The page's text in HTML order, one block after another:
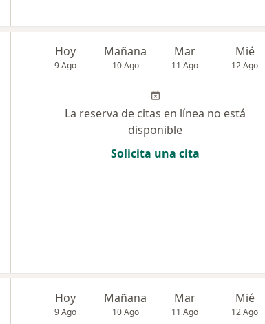
Hoy
9 Ago
Mañana
10 Ago
Mar
11 Ago
Mié
12 Ago
La reserva de citas en línea no está
disponible
Solicita una cita
Hoy
9 Ago
Mañana
10 Ago
Mar
11 Ago
Mié
12 Ago